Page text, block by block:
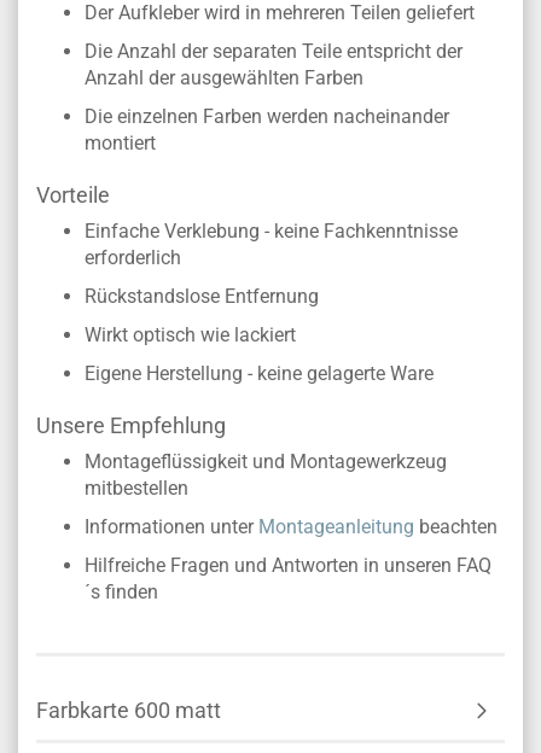
Der Aufkleber wird in mehreren Teilen geliefert
Die Anzahl der separaten Teile entspricht der
Anzahl der ausgewählten Farben
Die einzelnen Farben werden nacheinander
montiert
Vorteile
Einfache Verklebung - keine Fachkenntnisse
erforderlich
Rückstandslose Entfernung
Wirkt optisch wie lackiert
Eigene Herstellung - keine gelagerte Ware
Unsere Empfehlung
Montageflüssigkeit und Montagewerkzeug
mitbestellen
Informationen unter Montageanleitung beachten
Hilfreiche Fragen und Antworten in unseren FAQ
´s finden
Farbkarte 600 matt